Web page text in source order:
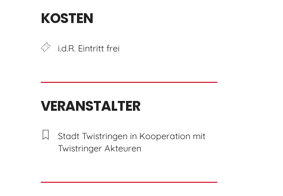
KOSTEN
i.d.R. Eintritt frei
VERANSTALTER
Stadt Twistringen in Kooperation mit
Twistringer Akteuren